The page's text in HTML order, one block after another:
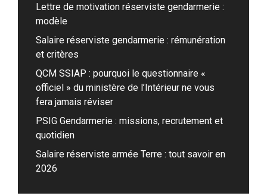
Lettre de motivation réserviste gendarmerie :
modèle
Salaire réserviste gendarmerie : rémunération
et critères
QCM SSIAP : pourquoi le questionnaire «
officiel » du ministère de l’Intérieur ne vous
fera jamais réviser
PSIG Gendarmerie : missions, recrutement et
quotidien
Salaire réserviste armée Terre : tout savoir en
2026